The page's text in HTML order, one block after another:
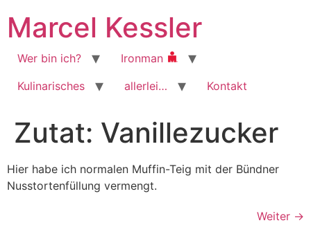
Inhalt
wechseln
Marcel Kessler
Wer bin ich?
Ironman
Kulinarisches
allerlei… Kontakt
Zutat: Vanillezucker
Hier habe ich normalen Muffin-Teig mit der Bündner
Nusstortenfüllung vermengt.
Weiter →